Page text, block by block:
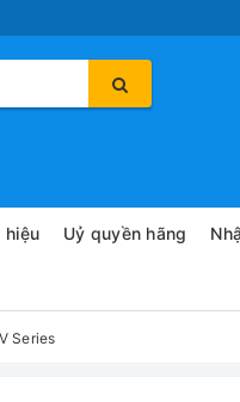
hiệu Uỷ quyền hãng
Series